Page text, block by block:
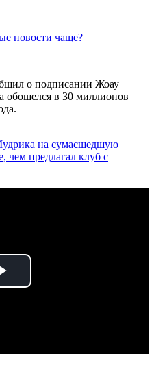
новости чаще?
о подписании Жоау
обошелся в 30 миллионов
на сумасшедшую
чем предлагал клуб с
Play